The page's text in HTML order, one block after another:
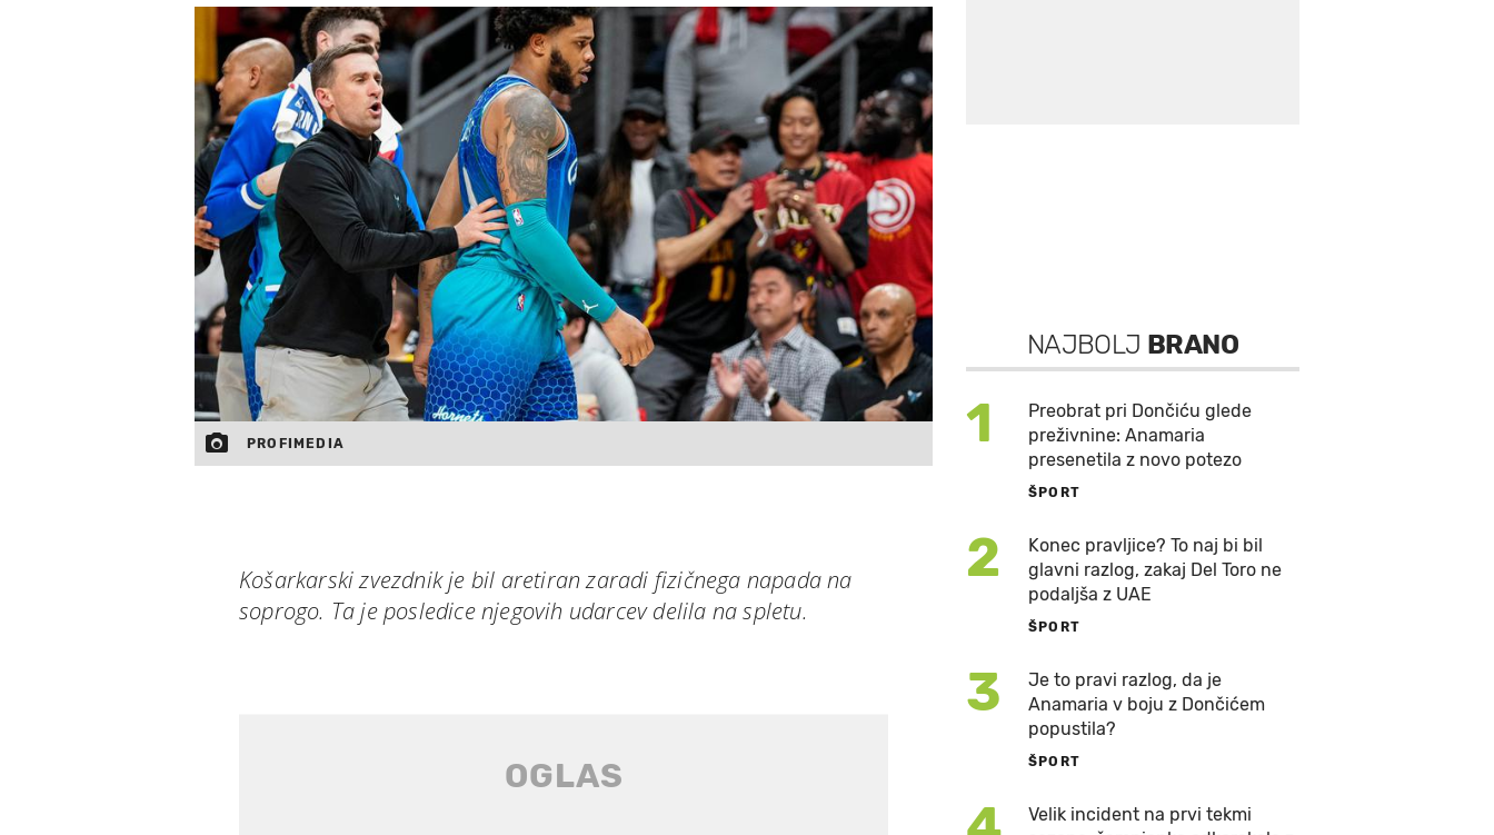
PROFIMEDIA
Košarkarski zvezdnik je bil aretiran zaradi fizičnega napada na
soprogo. Ta je posledice njegovih udarcev delila na spletu.
NAJBOLJ BRANO
1
Preobrat pri Dončiću glede
preživnine: Anamaria
presenetila z novo potezo
ŠPORT
2
Konec pravljice? To naj bi bil
glavni razlog, zakaj Del Toro ne
podaljša z UAE
ŠPORT
3
Je to pravi razlog, da je
Anamaria v boju z Dončićem
popustila?
ŠPORT
Velik incident na prvi tekmi